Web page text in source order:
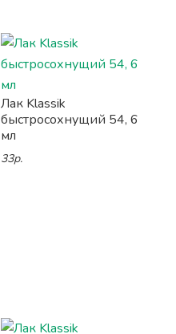
Лак Klassik
быстросохнущий 54, 6
мл
33р.